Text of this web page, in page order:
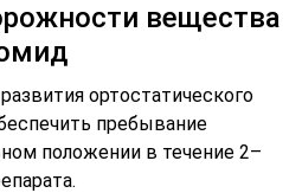
вещества
ортостатического
пребывание
положении в течение 2–